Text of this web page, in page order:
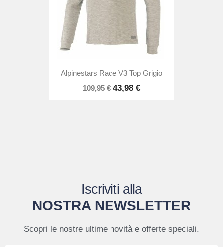
Alpinestars Race V3 Top Grigio
109,95 € 43,98 €
Iscriviti alla
NOSTRA NEWSLETTER
Scopri le nostre ultime novità e offerte speciali.